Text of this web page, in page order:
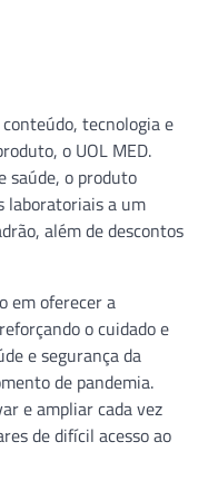
tecnologia e
o UOL MED.
saúde, o produto
laboratoriais a um
além de descontos
em oferecer a
o cuidado e
e segurança da
de pandemia.
e ampliar cada vez
de difícil acesso ao